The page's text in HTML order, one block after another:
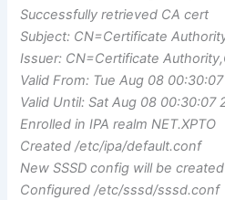
Successfully retrieved CA cert
Subject: CN=Certificate
Issuer: CN=Certificate
Valid From: Tue Aug 08
Valid Until: Sat Aug 08 00:30:07
Enrolled in IPA realm NET.XPTO
Created /etc/ipa/default.conf
New SSSD config will be created
Configured /etc/sssd/sssd.conf